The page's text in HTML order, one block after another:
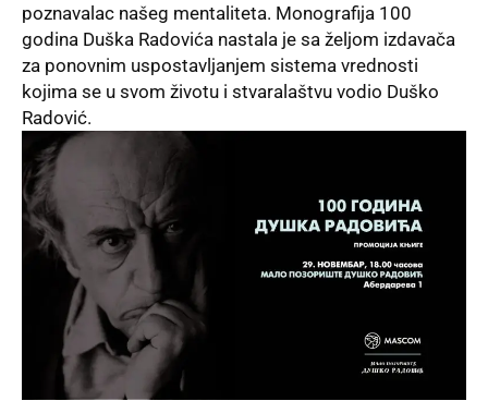
poznavalac našeg mentaliteta. Monografija 100
godina Duška Radovića nastala je sa željom izdavača
za ponovnim uspostavljanjem sistema vrednosti
kojima se u svom životu i stvaralaštvu vodio Duško
Radović.